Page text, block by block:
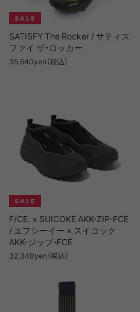
SATISFY The Rocker / サティス
ファイ ザ・ロッカー
35,640yen（税込）
F/CE. × SUICOKE AKK-ZIP-FCE
/ エフシーイー × スイコック
AKK-ジップ-FCE
32,340yen（税込）